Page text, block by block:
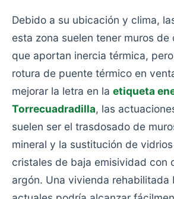
Debido a su ubicación y clima,
esta zona suelen tener muros de
que aportan inercia térmica,
rotura de puente térmico en
mejorar la letra en la etiqueta
Torrecuadradilla, las
suelen ser el trasdosado de
mineral y la sustitución de
cristales de baja emisividad con
argón. Una vivienda rehabilitada